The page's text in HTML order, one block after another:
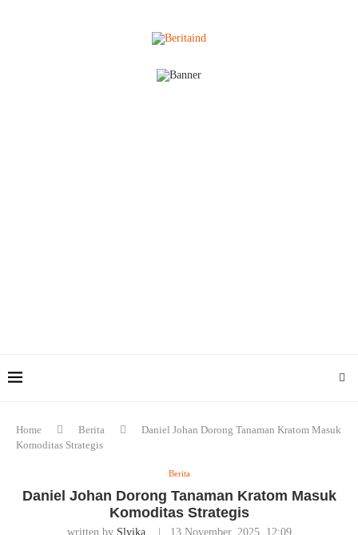
Home Berita
Daniel Johan Dorong Tanaman Kratom Masuk
Komoditas Strategis
Berita
Daniel Johan Dorong Tanaman Kratom Masuk
Komoditas Strategis
written by Slyika
13 November, 2025, 12:09